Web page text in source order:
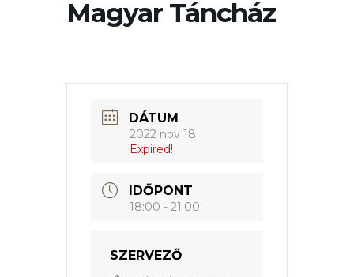
Magyar Táncház
DÁTUM
2022 nov 18
Expired!
IDŐPONT
18:00 - 21:00
SZERVEZŐ